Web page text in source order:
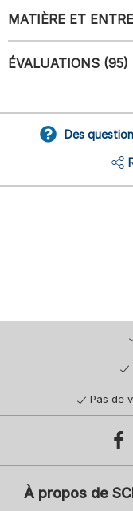
MATIÈRE ET
ÉVALUATIONS (95)
Des
Pas de
À propos de